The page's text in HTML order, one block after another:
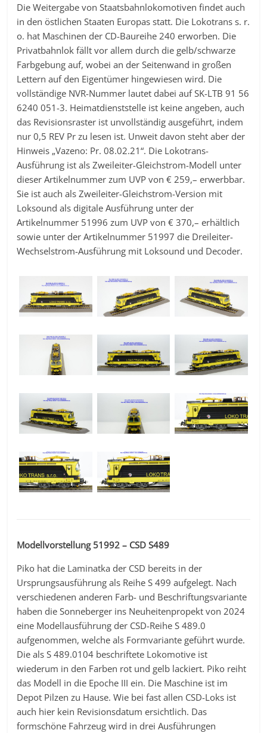
Die Weitergabe von Staatsbahnlokomotiven findet auch
in den östlichen Staaten Europas statt. Die Lokotrans s. r.
o. hat Maschinen der CD-Baureihe 240 erworben. Die
Privatbahnlok fällt vor allem durch die gelb/schwarze
Farbgebung auf, wobei an der Seitenwand in großen
Lettern auf den Eigentümer hingewiesen wird. Die
vollständige NVR-Nummer lautet dabei auf SK-LTB 91 56
6240 051-3. Heimatdienststelle ist keine angeben, auch
das Revisionsraster ist unvollständig ausgeführt, indem
nur 0,5 REV Pr zu lesen ist. Unweit davon steht aber der
Hinweis „Vazeno: Pr. 08.02.21“. Die Lokotrans-
Ausführung ist als Zweileiter-Gleichstrom-Modell unter
dieser Artikelnummer zum UVP von € 259,– erwerbbar.
Sie ist auch als Zweileiter-Gleichstrom-Version mit
Loksound als digitale Ausführung unter der
Artikelnummer 51996 zum UVP von € 370,– erhältlich
sowie unter der Artikelnummer 51997 die Dreileiter-
Wechselstrom-Ausführung mit Loksound und Decoder.
Modellvorstellung 51992 – CSD S489
Piko hat die Laminatka der CSD bereits in der
Ursprungsausführung als Reihe S 499 aufgelegt. Nach
verschiedenen anderen Farb- und Beschriftungsvariante
haben die Sonneberger ins Neuheitenpropekt von 2024
eine Modellausführung der CSD-Reihe S 489.0
aufgenommen, welche als Formvariante geführt wurde.
Die als S 489.0104 beschriftete Lokomotive ist
wiederum in den Farben rot und gelb lackiert. Piko reiht
das Modell in die Epoche III ein. Die Maschine ist im
Depot Pilzen zu Hause. Wie bei fast allen CSD-Loks ist
auch hier kein Revisionsdatum ersichtlich. Das
formschöne Fahrzeug wird in drei Ausführungen